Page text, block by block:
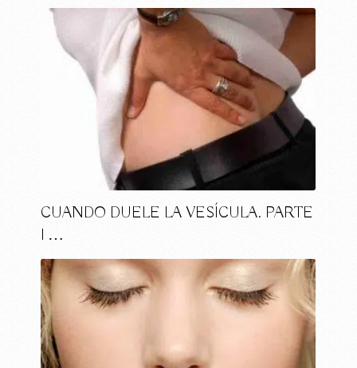
CUANDO DUELE LA VESÍCULA. PARTE
I …